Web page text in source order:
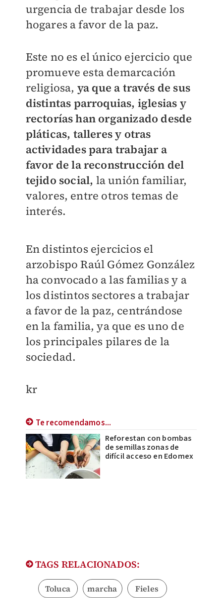
urgencia de trabajar desde los
hogares a favor de la paz.
Este no es el único ejercicio que
promueve esta demarcación
religiosa, ya que a través de sus
distintas parroquias, iglesias y
rectorías han organizado desde
pláticas, talleres y otras
actividades para trabajar a
favor de la reconstrucción del
tejido social, la unión familiar,
valores, entre otros temas de
interés.
En distintos ejercicios el
arzobispo Raúl Gómez González
ha convocado a las familias y a
los distintos sectores a trabajar
a favor de la paz, centrándose
en la familia, ya que es uno de
los principales pilares de la
sociedad.
kr
Te recomendamos...
Reforestan con bombas
de semillas zonas de
difícil acceso en Edomex
TAGS RELACIONADOS:
Toluca marcha Fieles